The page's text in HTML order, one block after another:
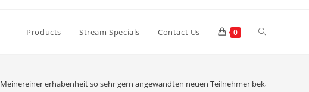
Products Stream Specials Contact Us 0 Toggle
Meinereiner erhabenheit so sehr gern angewandten neuen Teilnehmer bekanntschaft